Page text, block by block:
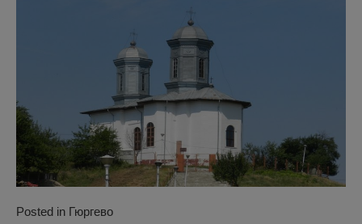
Posted in Гюргево